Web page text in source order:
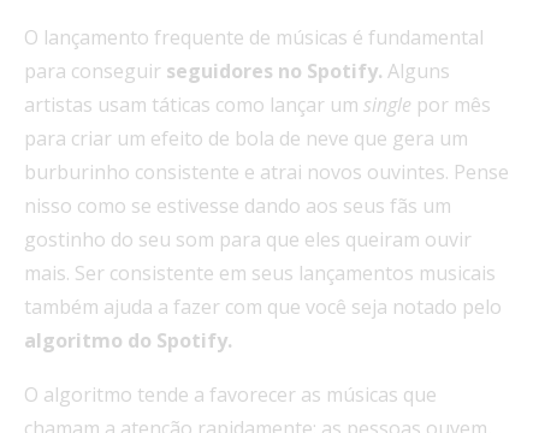
O lançamento frequente de músicas é fundamental
para conseguir seguidores no Spotify. Alguns
artistas usam táticas como lançar um single por mês
para criar um efeito de bola de neve que gera um
burburinho consistente e atrai novos ouvintes. Pense
nisso como se estivesse dando aos seus fãs um
gostinho do seu som para que eles queiram ouvir
mais. Ser consistente em seus lançamentos musicais
também ajuda a fazer com que você seja notado pelo
algoritmo do Spotify.
O algoritmo tende a favorecer as músicas que